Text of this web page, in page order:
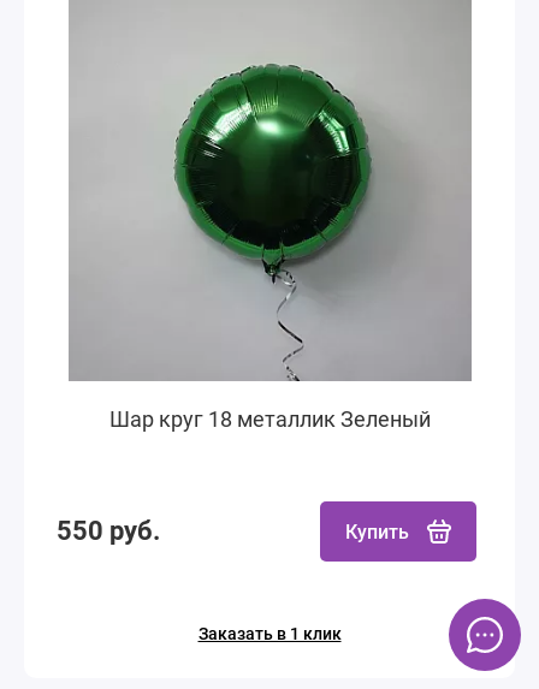
Шар круг 18 металлик Зеленый
550 руб. Купить
Заказать в 1 клик